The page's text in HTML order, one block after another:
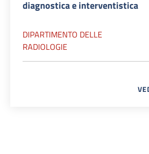
diagnostica e interventistica
DIPARTIMENTO DELLE
RADIOLOGIE